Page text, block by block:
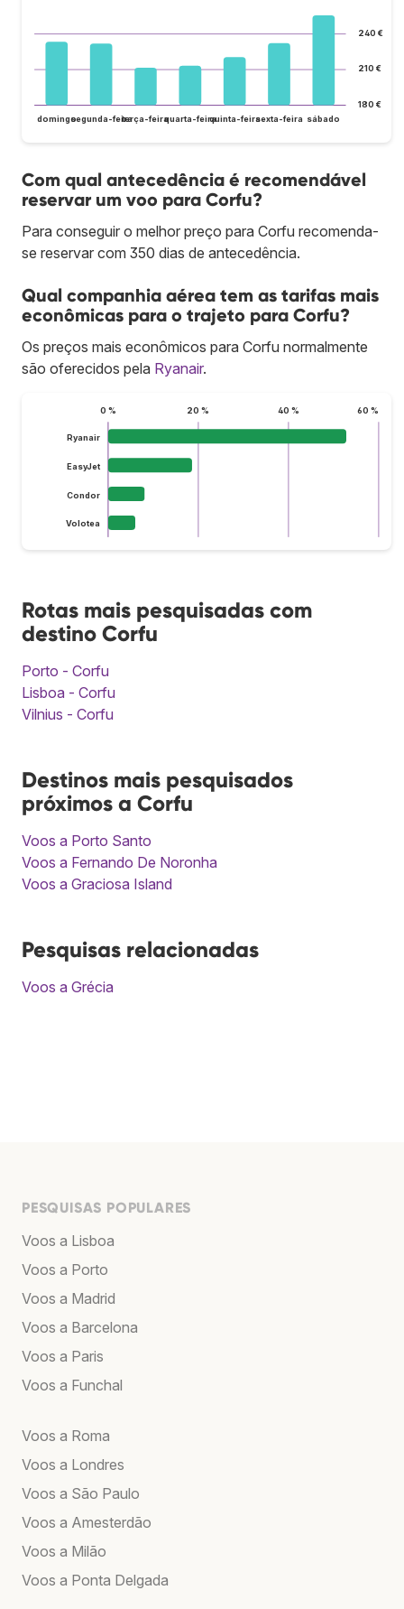
180 €
210 €
240 €
domingosegunda-feiraterça-feiraquarta-feiraquinta-feirasexta-feira sábado
Com qual antecedência é recomendável
reservar um voo para Corfu?
Para conseguir o melhor preço para Corfu recomenda-
se reservar com 350 dias de antecedência.
Qual companhia aérea tem as tarifas mais
econômicas para o trajeto para Corfu?
Os preços mais econômicos para Corfu normalmente
são oferecidos pela Ryanair.
0 % 20 % 40 % 60 %
Ryanair
EasyJet
Condor
Volotea
Rotas mais pesquisadas com
destino Corfu
Porto - Corfu
Lisboa - Corfu
Vilnius - Corfu
Destinos mais pesquisados
próximos a Corfu
Voos a Porto Santo
Voos a Fernando De Noronha
Voos a Graciosa Island
Pesquisas relacionadas
Voos a Grécia
PESQUISAS POPULARES
Voos a Lisboa
Voos a Porto
Voos a Madrid
Voos a Barcelona
Voos a Paris
Voos a Funchal
Voos a Roma
Voos a Londres
Voos a São Paulo
Voos a Amesterdão
Voos a Milão
Voos a Ponta Delgada